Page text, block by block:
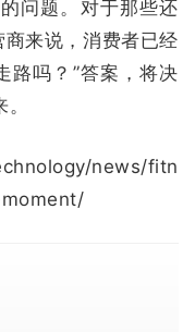
问题。对于那些还
商来说，消费者已经
路吗？”答案，将决
news/fitn